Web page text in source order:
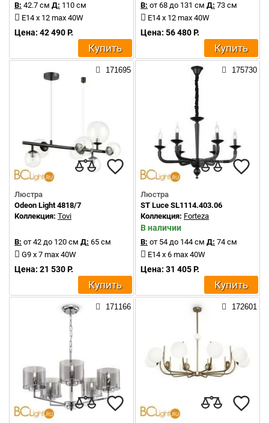
В: 42.7 см Д: 110 см
E14 x 12 max 40W
Цена: 42 490 Р.
Купить
В: от 68 до 131 см Д: 73 см
E14 x 12 max 40W
Цена: 56 480 Р.
Купить
171695
Люстра
Odeon Light 4818/7
Коллекция: Tovi
В: от 42 до 120 см Д: 65 см
G9 x 7 max 40W
Цена: 21 530 Р.
Купить
175730
Люстра
ST Luce SL1114.403.06
Коллекция: Forteza
В наличии
В: от 54 до 144 см Д: 74 см
E14 x 6 max 40W
Цена: 31 405 Р.
Купить
171166 172601